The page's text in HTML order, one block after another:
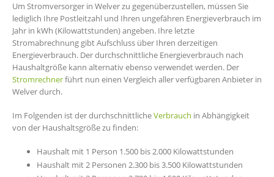
Um Stromversorger in Welver zu gegenüberzustellen, müssen Sie
lediglich Ihre Postleitzahl und Ihren ungefähren Energieverbrauch im
Jahr in kWh (Kilowattstunden) angeben. Ihre letzte
Stromabrechnung gibt Aufschluss über Ihren derzeitigen
Energieverbrauch. Der durchschnittliche Energieverbrauch nach
Haushaltgröße kann alternativ ebenso verwendet werden. Der
Stromrechnerführt nun einen Vergleich aller verfügbaren Anbieter in
Welver durch.
Im Folgenden ist der durchschnittlicheVerbrauch in Abhängigkeit
von der Haushaltsgröße zu finden:
Haushalt mit 1 Person 1.500 bis 2.000 Kilowattstunden
Haushalt mit 2 Personen 2.300 bis 3.500 Kilowattstunden